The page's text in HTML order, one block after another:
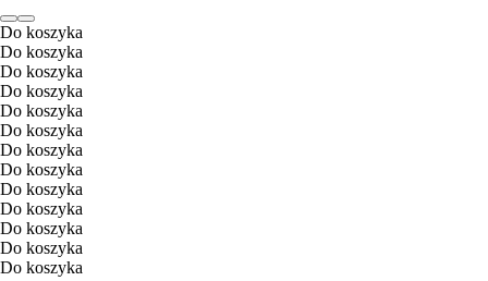
Do koszyka
Do koszyka
Do koszyka
Do koszyka
Do koszyka
Do koszyka
Do koszyka
Do koszyka
Do koszyka
Do koszyka
Do koszyka
Do koszyka
Do koszyka